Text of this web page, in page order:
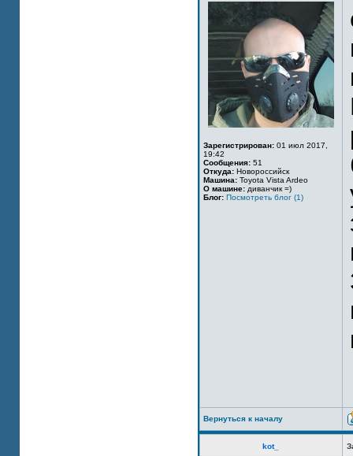
Зарегистрирован: 01 июл 2017,
19:42
Сообщения: 51
Откуда: Новороссийск
Машина: Toyota Vista Ardeo
О машине: диванчик =)
Блог: Посмотреть блог (1)
Вернуться к началу
kot_